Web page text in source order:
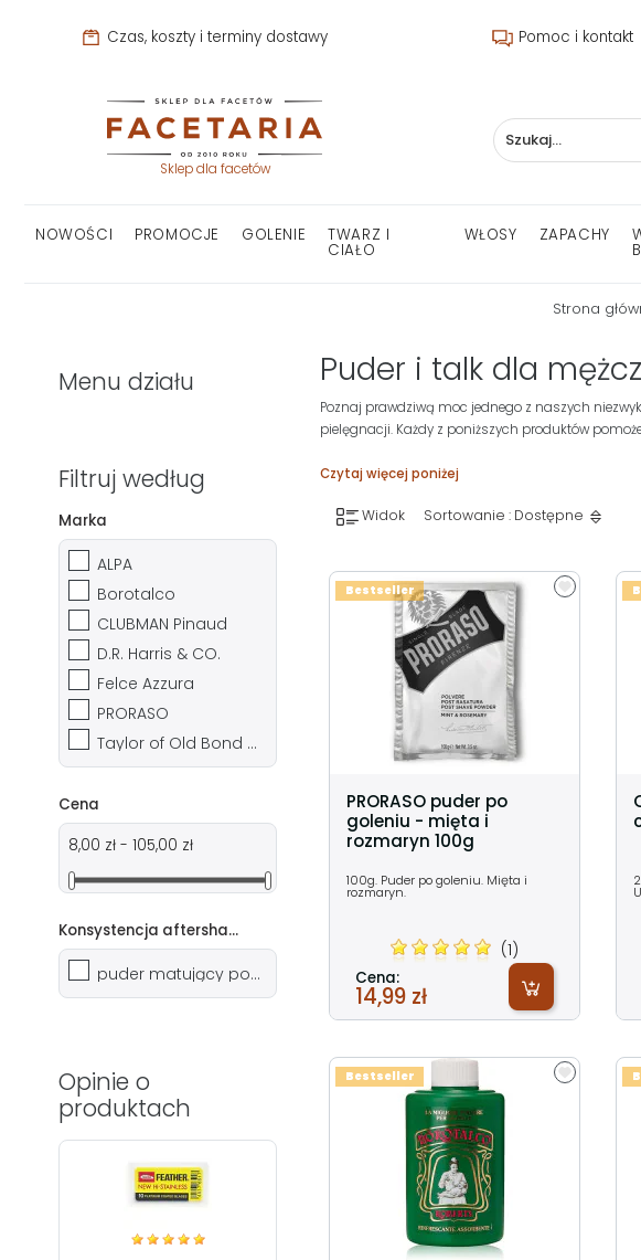
Czas, koszty i terminy dostawy Pomoc i kontakt
Sklep dla facetów
NOWOŚCI PROMOCJE GOLENIE TWARZ I
CIAŁO
WŁOSY ZAPACHY
Strona
Menu działu
Filtruj według
Marka
ALPA
Borotalco
CLUBMAN Pinaud
D.R. Harris & CO.
Felce Azzura
PRORASO
Taylor of Old Bond Street
Cena
8,00 zł - 105,00 zł
Konsystencja aftershave
puder matujący po goleniu
Opinie o
produktach
Puder i talk dla
Poznaj prawdziwą moc jednego z naszych
pielęgnacji. Każdy z poniższych produktów
Czytaj więcej poniżej
Widok Sortowanie : Dostępne
PRORASO puder po
goleniu - mięta i
rozmaryn 100g
100g. Puder po goleniu. Mięta i
rozmaryn.
(1)
Cena:
14,99 zł
Bestseller
Bestseller